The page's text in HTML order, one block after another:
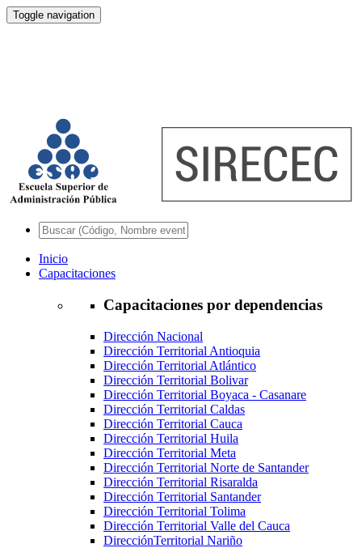
Toggle navigation
Inicio
Capacitaciones
Capacitaciones por dependencias
Dirección Nacional
Dirección Territorial Antioquia
Dirección Territorial Atlántico
Dirección Territorial Bolivar
Dirección Territorial Boyaca - Casanare
Dirección Territorial Caldas
Dirección Territorial Cauca
Dirección Territorial Huila
Dirección Territorial Meta
Dirección Territorial Norte de Santander
Dirección Territorial Risaralda
Dirección Territorial Santander
Dirección Territorial Tolima
Dirección Territorial Valle del Cauca
DirecciónTerritorial Nariño